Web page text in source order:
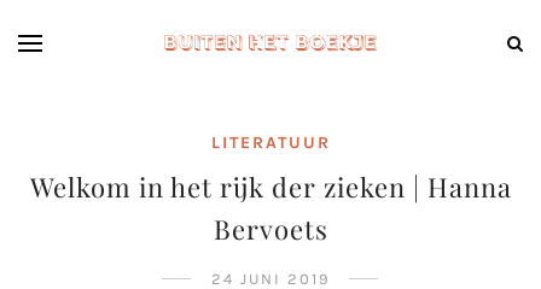
LITERATUUR
Welkom in het rijk der zieken | Hanna
Bervoets
24 JUNI 2019